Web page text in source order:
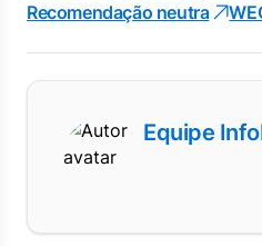
Recomendação neutra
Equipe